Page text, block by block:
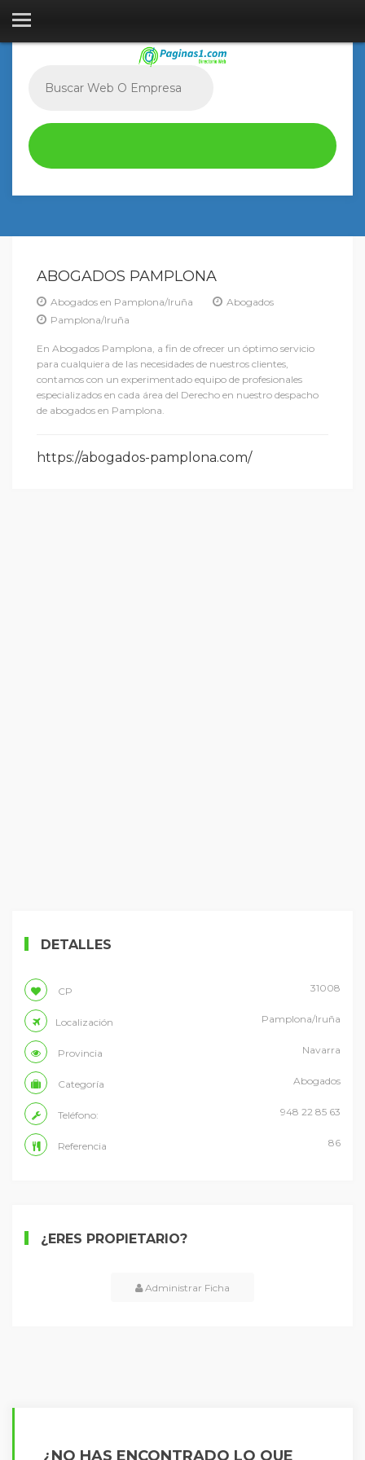
ABOGADOS PAMPLONA
Abogados en Pamplona/Iruña
Abogados
Pamplona/Iruña
En Abogados Pamplona, a fin de ofrecer un óptimo servicio
para cualquiera de las necesidades de nuestros clientes,
contamos con un experimentado equipo de profesionales
especializados en cada área del Derecho en nuestro despacho
de abogados en Pamplona.
https://abogados-pamplona.com/
DETALLES
CP 31008
Localización Pamplona/Iruña
Provincia Navarra
Categoría Abogados
Teléfono: 948 22 85 63
Referencia 86
¿ERES PROPIETARIO?
Administrar Ficha
¿NO HAS ENCONTRADO LO QUE